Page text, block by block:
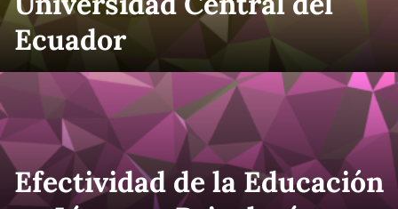
Ecuador
Efectividad de la Educación